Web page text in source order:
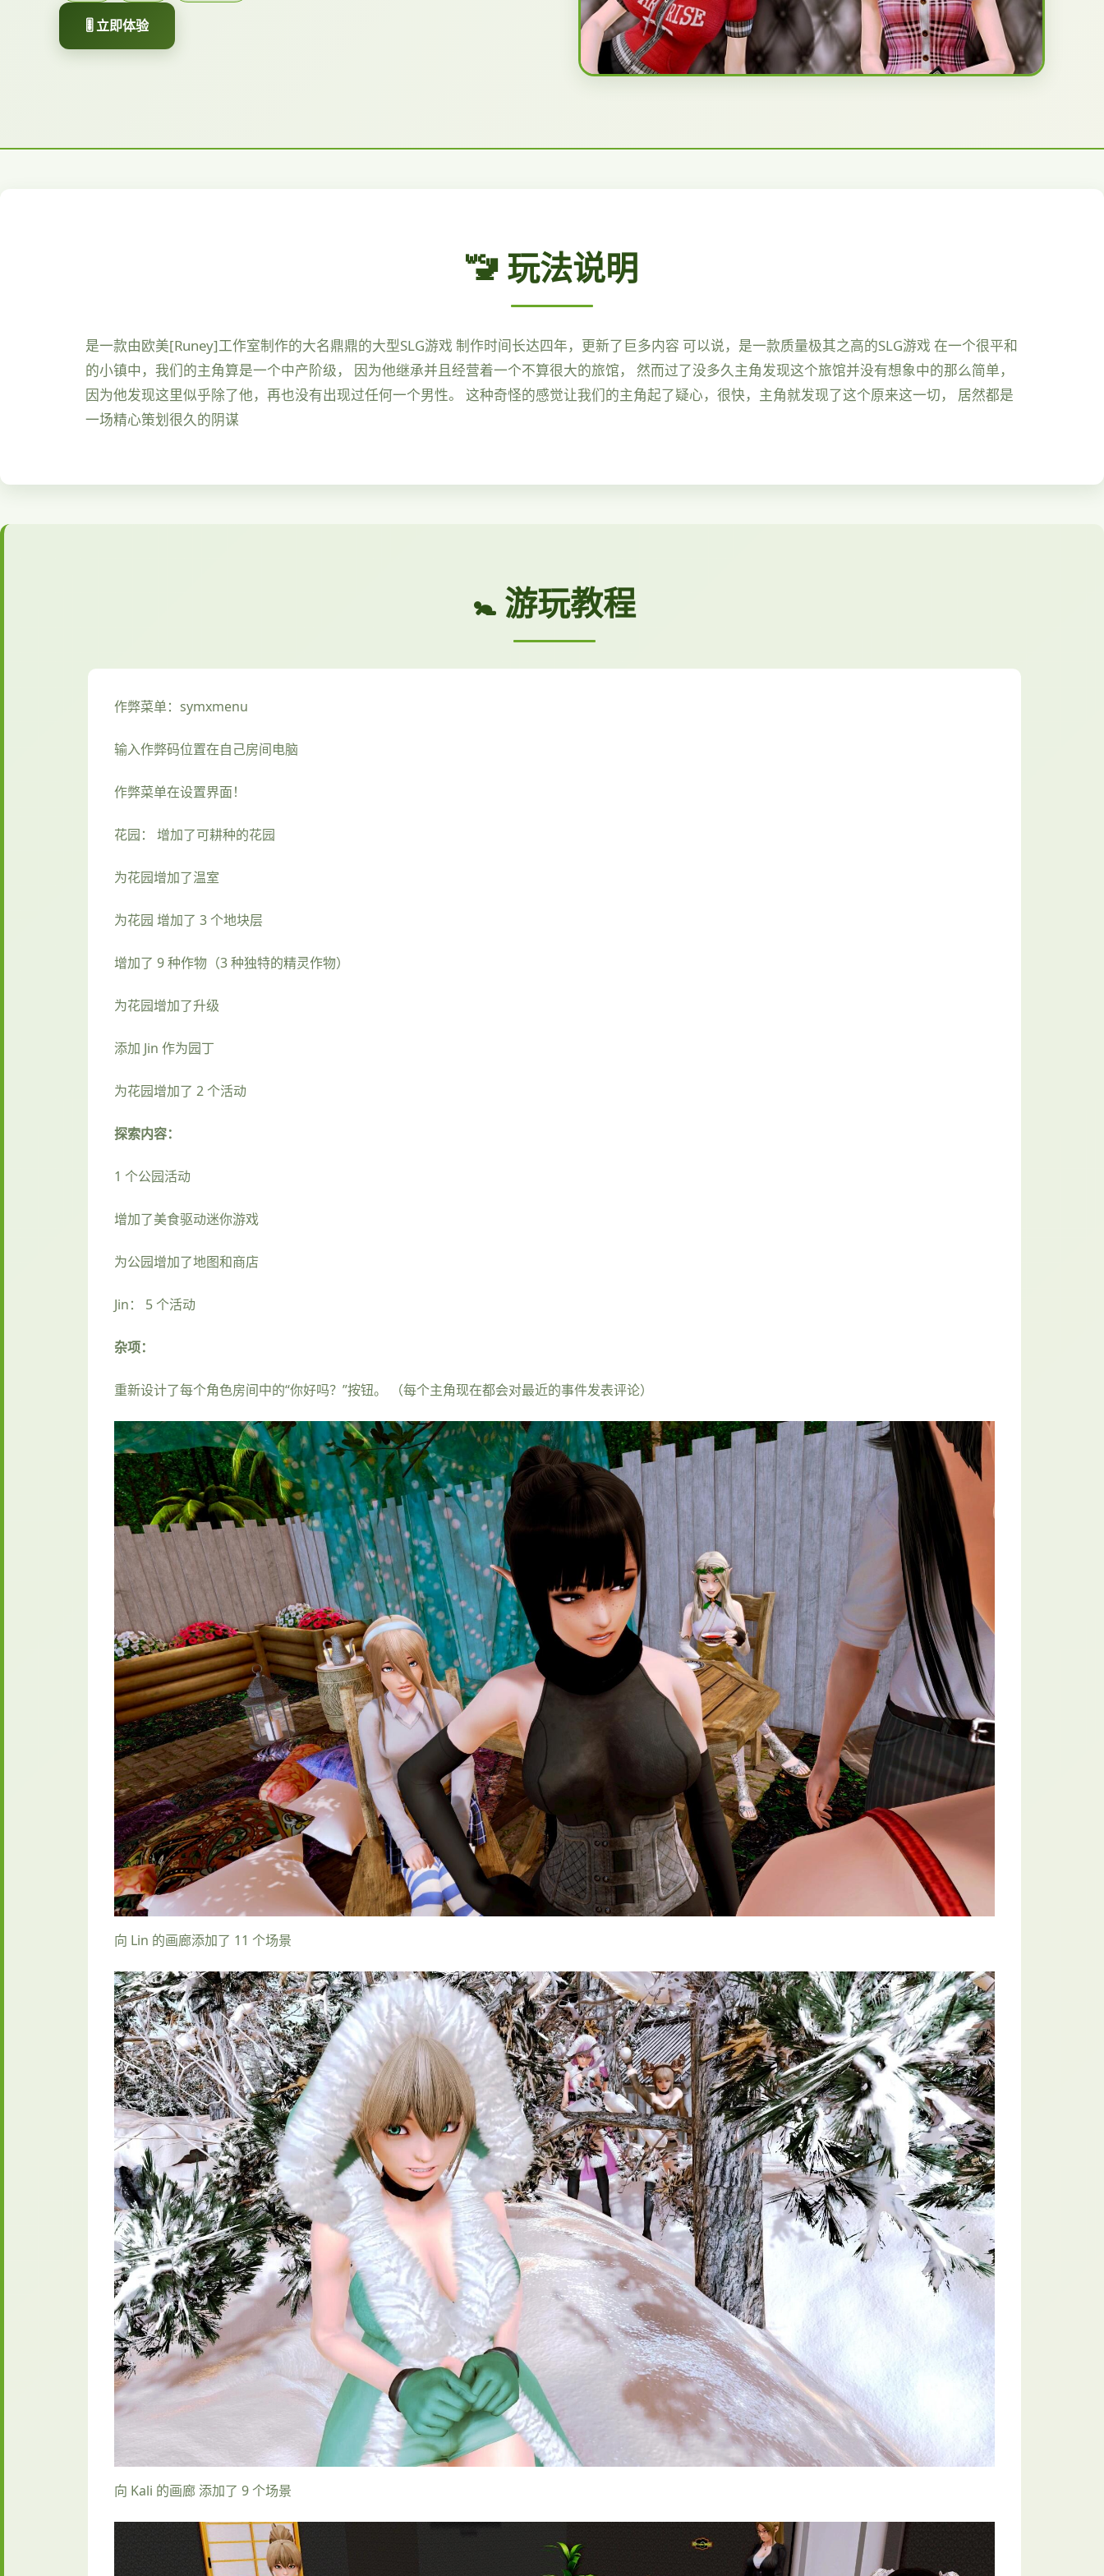
🎚️ 立即体验
🚾 玩法说明
是一款由欧美[Runey]工作室制作的大名鼎鼎的大型SLG游戏 制作时间长达四年，更新了巨多内容 可以说，是一款质量极其之高的SLG游戏 在一个很平和
的小镇中，我们的主角算是一个中产阶级， 因为他继承并且经营着一个不算很大的旅馆， 然而过了没多久主角发现这个旅馆并没有想象中的那么简单，
因为他发现这里似乎除了他，再也没有出现过任何一个男性。 这种奇怪的感觉让我们的主角起了疑心，很快，主角就发现了这个原来这一切， 居然都是
一场精心策划很久的阴谋
🚼 游玩教程
作弊菜单：symxmenu
输入作弊码位置在自己房间电脑
作弊菜单在设置界面！
花园： 增加了可耕种的花园
为花园增加了温室
为花园 增加了 3 个地块层
增加了 9 种作物（3 种独特的精灵作物）
为花园增加了升级
添加 Jin 作为园丁
为花园增加了 2 个活动
探索内容：
1 个公园活动
增加了美食驱动迷你游戏
为公园增加了地图和商店
Jin： 5 个活动
杂项：
重新设计了每个角色房间中的“你好吗？”按钮。 （每个主角现在都会对最近的事件发表评论）
向 Lin 的画廊添加了 11 个场景
向 Kali 的画廊 添加了 9 个场景